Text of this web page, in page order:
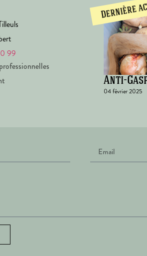
99
Anti-
04 février 2025
Dernière